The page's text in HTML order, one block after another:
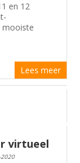
en 12
mooiste
Lees meer
virtueel
2020